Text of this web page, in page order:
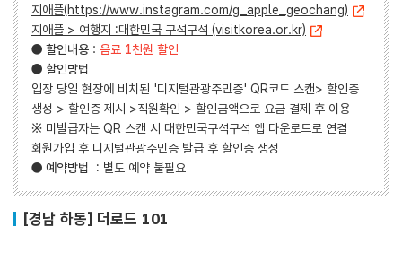
지애플(https://www.instagram.com/g_apple_geochang)
지애플 > 여행지 :대한민국 구석구석 (visitkorea.or.kr)
● 할인내용 : 음료 1천원 할인
● 할인방법
입장 당일 현장에 비치된 '디지털관광주민증' QR코드 스캔> 할인증
생성 > 할인증 제시 >직원확인 > 할인금액으로 요금 결제 후 이용
※ 미발급자는 QR 스캔 시 대한민국구석구석 앱 다운로드로 연결
회원가입 후 디지털관광주민증 발급 후 할인증 생성
● 예약방법 : 별도 예약 불필요
[경남 하동] 더로드 101